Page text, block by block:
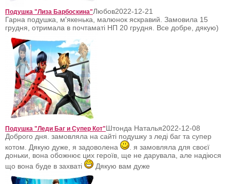
Подушка "Лиза Барбоскина"Любов2022-12-21
Гарна подушка, м'якенька, малюнок яскравий. Замовила 15
грудня, отримала в почтаматі НП 20 грудня. Все добре, дякую)
Подушка "Леди Баг и Супер Кот"Штонда Наталья2022-12-08
Доброго дня. замовляла на сайті подушку з леді баг та супер
котом. Дякую дуже, я задоволена
. я замовляла для своєї
доньки, вона обожнює цих героїв, ще не дарувала, але надіюся
що вона буде в захваті
Дякую вам дуже